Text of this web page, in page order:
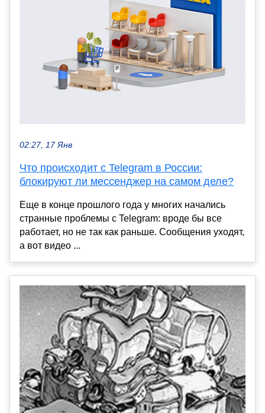
02:27, 17 Янв
Что происходит с Telegram в России:
блокируют ли мессенджер на самом деле?
Еще в конце прошлого года у многих начались
странные проблемы с Telegram: вроде бы все
работает, но не так как раньше. Сообщения уходят,
а вот видео ...